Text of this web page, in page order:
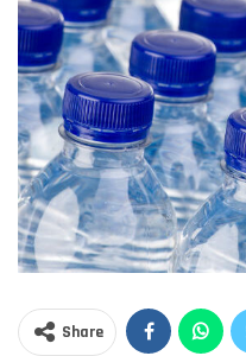
Share